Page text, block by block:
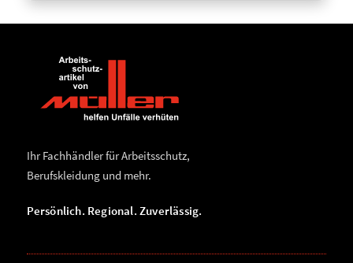
Ihr Fachhändler für Arbeitsschutz,
Berufskleidung und mehr.
Persönlich. Regional. Zuverlässig.